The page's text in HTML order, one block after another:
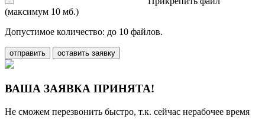
(максимум 10 мб.)
Допустимое количество: до 10 файлов.
отправить оставить заявку
ВАША ЗАЯВКА ПРИНЯТА!
Не сможем перезвонить быстро, т.к. сейчас нерабочее время